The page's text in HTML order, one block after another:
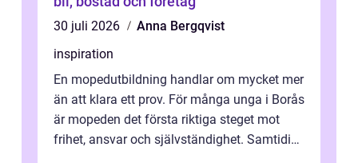
30 juli 2026
Anna Bergqvist
inspiration
En mopedutbildning handlar om mycket mer
än att klara ett prov. För många unga i Borås
är mopeden det första riktiga steget mot
frihet, ansvar och självständighet. Samtidigt